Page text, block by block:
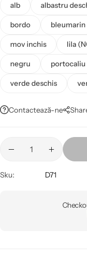
alb albastru
bordo bleumarin
mov inchis lila
negru portocaliu
verde deschis
Contactează-ne
Sku: D71